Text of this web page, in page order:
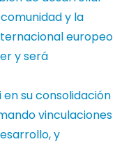
y la
europeo
y será
su consolidación
vinculaciones
y